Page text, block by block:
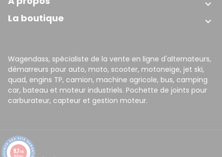

La boutique 
Wagendass, spécialiste de la vente en ligne d'alternateurs,
démarreurs pour auto, moto, scooter, motoneige, jet ski,
quad, engins TP, camion, machine agricole, bus, camping
car, bateau et moteur industriels. Pochette de joints pour
carburateur, capteur et gestion moteur.
9.7/10
8156 avis